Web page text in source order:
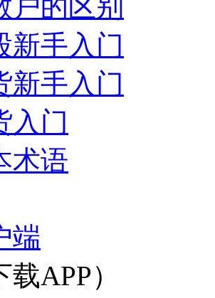
户的区别
新手入门
新手入门
入门
术语
端
载APP）